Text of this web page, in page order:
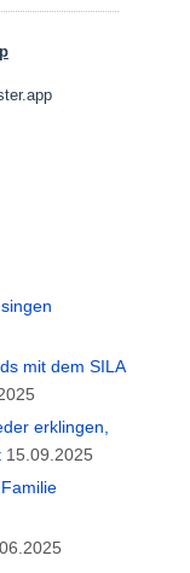
mit dem SILA
erklingen,
15.09.2025